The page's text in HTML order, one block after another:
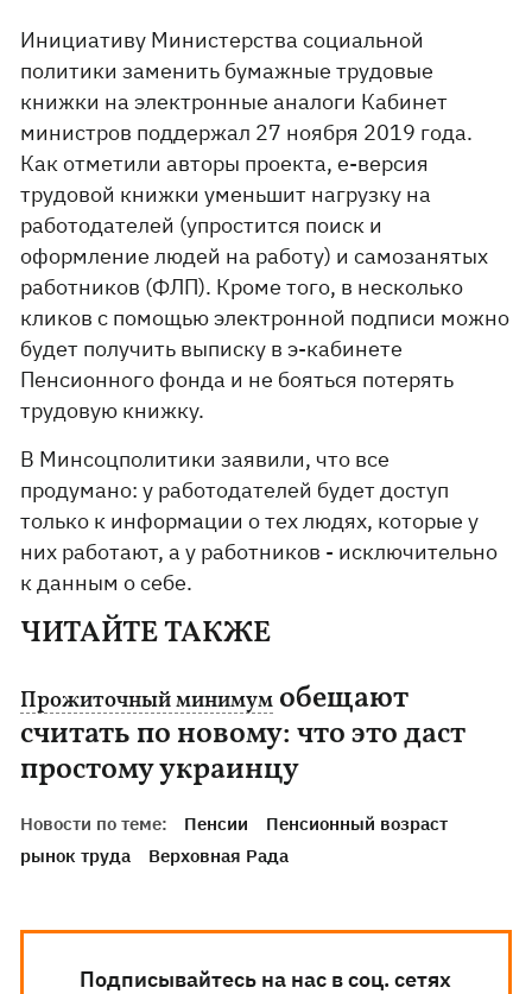
Инициативу Министерства социальной
политики заменить бумажные трудовые
книжки на электронные аналоги Кабинет
министров поддержал 27 ноября 2019 года.
Как отметили авторы проекта, е-версия
трудовой книжки уменьшит нагрузку на
работодателей (упростится поиск и
оформление людей на работу) и самозанятых
работников (ФЛП). Кроме того, в несколько
кликов с помощью электронной подписи можно
будет получить выписку в э-кабинете
Пенсионного фонда и не бояться потерять
трудовую книжку.
В Минсоцполитики заявили, что все
продумано: у работодателей будет доступ
только к информации о тех людях, которые у
них работают, а у работников - исключительно
к данным о себе.
ЧИТАЙТЕ ТАКЖЕ
Прожиточный минимум обещают
считать по новому: что это даст
простому украинцу
Новости по теме: Пенсии
Пенсионный возраст
рынок труда
Верховная Рада
Подписывайтесь на нас в соц. сетях